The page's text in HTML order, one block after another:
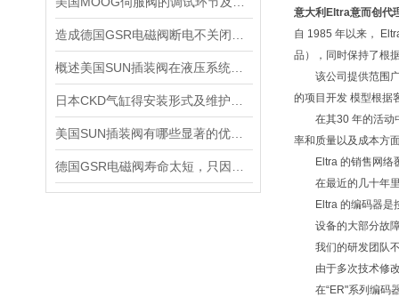
意大利Eltra意而创代
自 1985 年以来，
品），同时保持了根
该公司提供范围广
的项目开发 模型根据
在其30 年的活动中
率和质量以及成本方
Eltra 的销售网络覆
在最近的几十年里
Eltra 的编码器是按
设备的大部分故障
我们的研发团队不
由于多次技术修改
在“ER"系列编码器